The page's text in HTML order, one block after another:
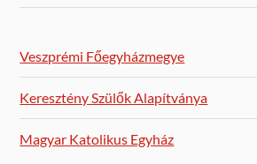
Veszprémi Főegyházmegye
Keresztény Szülők Alapítványa
Magyar Katolikus Egyház